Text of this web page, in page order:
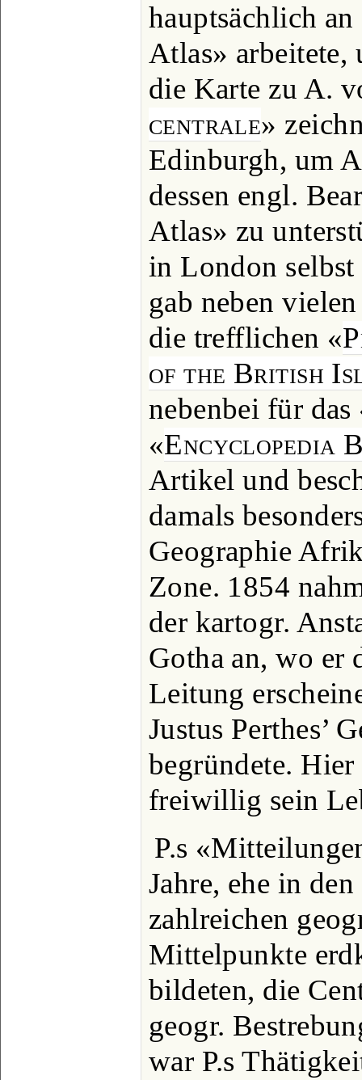
hauptsächlich
Atlas» arbeitete,
die Karte zu A.
centrale»
Edinburgh, um
dessen engl.
Atlas» zu
in London
gab neben
die trefflichen «
of the British
nebenbei für das
«Encyclopedia
Artikel und
damals
Geographie
Zone. 1854
der kartogr.
Gotha an, wo er
Leitung
Justus Perthes’
begründete.
freiwillig sein
P.s
Jahre, ehe in
zahlreichen
Mittelpunkte
bildeten, die
geogr.
war P.s